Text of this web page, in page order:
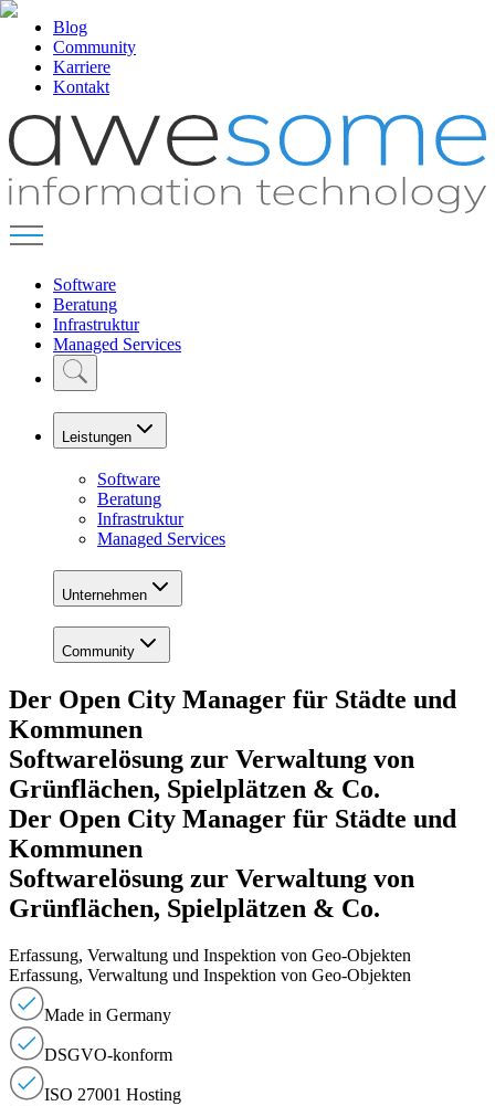
Blog
Community
Karriere
Kontakt
Software
Beratung
Infrastruktur
Managed Services
Leistungen
Software
Beratung
Infrastruktur
Managed Services
Unternehmen
Community
Der Open City Manager für Städte und
Kommunen
Softwarelösung zur Verwaltung von
Grünflächen, Spielplätzen & Co.
Der Open City Manager für Städte und
Kommunen
Softwarelösung zur Verwaltung von
Grünflächen, Spielplätzen & Co.
Erfassung, Verwaltung und Inspektion von Geo-Objekten
Erfassung, Verwaltung und Inspektion von Geo-Objekten
Made in Germany
DSGVO-konform
ISO 27001 Hosting